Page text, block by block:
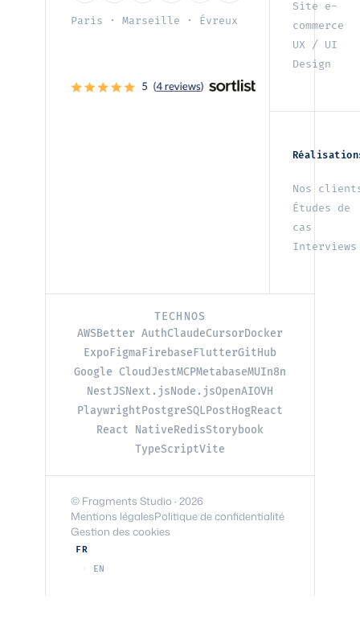
Paris · Marseille · Évreux
Site e-
commerce
UX / UI
Design
Nos
Études de
cas
Interviews
TECHNOS
AWSBetter AuthClaudeCursorDocker
Expo Figma Firebase FlutterGitHub
Google CloudJestMCPMetabaseMUIn8n
NestJSNext.jsNode.jsOpenAIOVH
Playwright PostgreSQL PostHogReact
React NativeRedisStorybook
TypeScriptVite
© Fragments Studio · 2026
Mentions légalesPolitique de confidentialité
Gestion des cookies
FR
EN